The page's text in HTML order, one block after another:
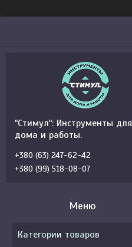
"Стимул": Инструменты для
дома и работы.
+380 (63) 247-62-42
+380 (99) 518-08-07
Категории товаров